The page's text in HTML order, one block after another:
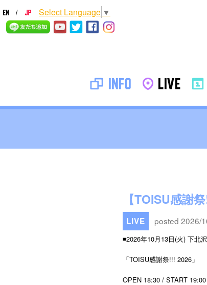
【TOISU感謝
LIVE posted 2026/
◾️2026年10月13日(火) 下北
「TOISU感謝祭!!! 2026」
OPEN 18:30 / START 19:00
Select Language ▼